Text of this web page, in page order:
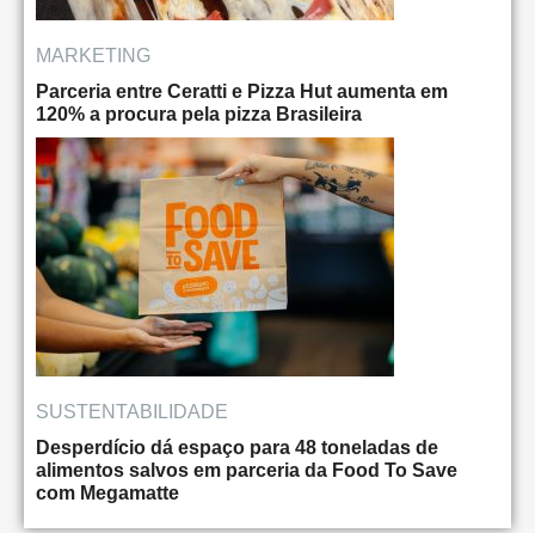
MARKETING
Parceria entre Ceratti e Pizza Hut aumenta em
120% a procura pela pizza Brasileira
SUSTENTABILIDADE
Desperdício dá espaço para 48 toneladas de
alimentos salvos em parceria da Food To Save
com Megamatte